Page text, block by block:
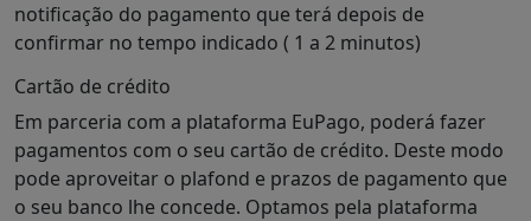
notificação do pagamento que terá depois de
confirmar no tempo indicado ( 1 a 2 minutos)
Cartão de crédito
Em parceria com a plataforma EuPago, poderá fazer
pagamentos com o seu cartão de crédito. Deste modo
pode aproveitar o plafond e prazos de pagamento que
o seu banco lhe concede. Optamos pela plataforma